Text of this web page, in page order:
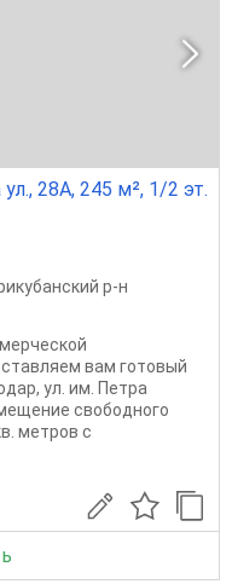
28А, 245 м², 1/2 эт.
р-н
вам готовый
ул. им. Петра
свободного
метров с